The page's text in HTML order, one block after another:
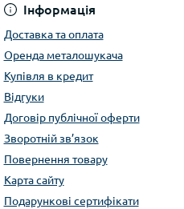
Інформація
Доставка та оплата
Оренда металошукача
Купівля в кредит
Відгуки
Договір публічної оферти
Зворотній зв’язок
Повернення товару
Карта сайту
Подарункові сертифікати